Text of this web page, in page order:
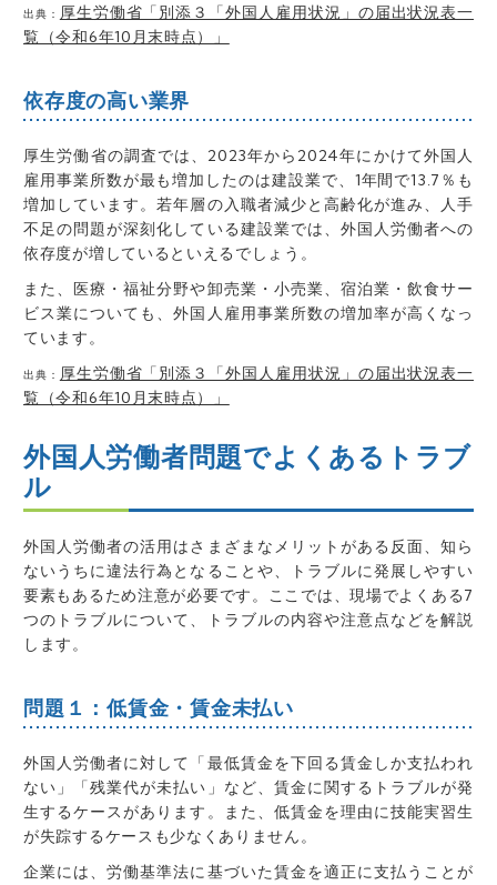
出典： 厚生労働省「別添３「外国人雇用状況」の届出状況表一
覧（令和6年10月末時点）」
依存度の高い業界
厚生労働省の調査では、2023年から2024年にかけて外国人
雇用事業所数が最も増加したのは建設業で、1年間で13.7％も
増加しています。若年層の入職者減少と高齢化が進み、人手
不足の問題が深刻化している建設業では、外国人労働者への
依存度が増しているといえるでしょう。
また、医療・福祉分野や卸売業・小売業、宿泊業・飲食サー
ビス業についても、外国人雇用事業所数の増加率が高くなっ
ています。
出典： 厚生労働省「別添３「外国人雇用状況」の届出状況表一
覧（令和6年10月末時点）」
外国人労働者問題でよくあるトラブ
ル
外国人労働者の活用はさまざまなメリットがある反面、知ら
ないうちに違法行為となることや、トラブルに発展しやすい
要素もあるため注意が必要です。ここでは、現場でよくある7
つのトラブルについて、トラブルの内容や注意点などを解説
します。
問題１：低賃金・賃金未払い
外国人労働者に対して「最低賃金を下回る賃金しか支払われ
ない」「残業代が未払い」など、賃金に関するトラブルが発
生するケースがあります。また、低賃金を理由に技能実習生
が失踪するケースも少なくありません。
企業には、労働基準法に基づいた賃金を適正に支払うことが